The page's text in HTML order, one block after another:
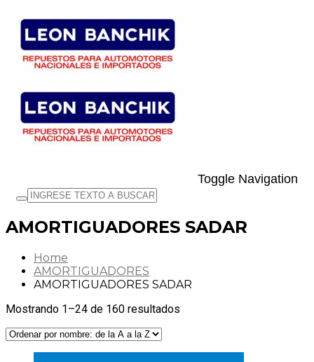
Toggle Navigation
AMORTIGUADORES SADAR
Home
AMORTIGUADORES
AMORTIGUADORES SADAR
Mostrando 1–24 de 160 resultados